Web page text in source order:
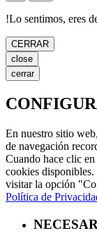
!Lo sentimos, eres
CERRAR
close
cerrar
En nuestro sitio
de navegación
Cuando hace clic
cookies disponibles.
visitar la opción
Política de